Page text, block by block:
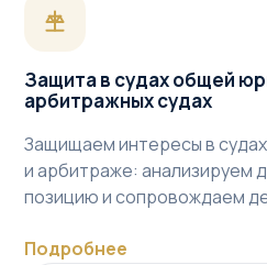
Защита в судах общей
арбитражных судах
Защищаем интересы в
и арбитраже: анализируем
позицию и сопровождаем
Подробнее